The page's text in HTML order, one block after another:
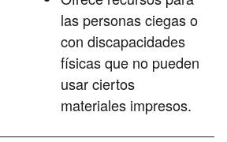
las personas ciegas o
con discapacidades
físicas que no pueden
usar ciertos
materiales impresos.